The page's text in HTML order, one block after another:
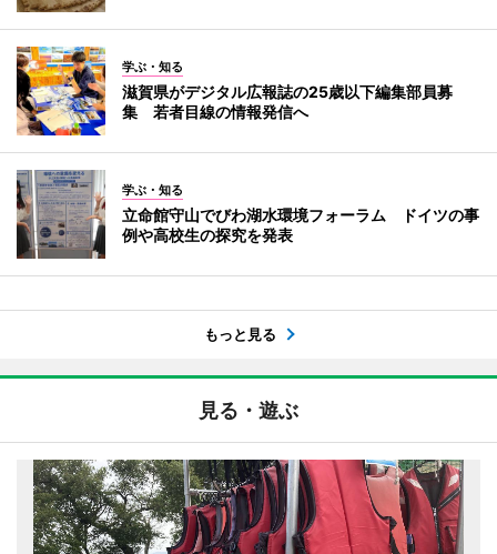
学ぶ・知る
滋賀県がデジタル広報誌の25歳以下編集部員募
集 若者目線の情報発信へ
学ぶ・知る
立命館守山でびわ湖水環境フォーラム ドイツの事
例や高校生の探究を発表
もっと見る
見る・遊ぶ